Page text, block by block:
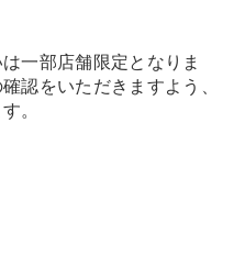
一部店舗限定となりま
認をいただきますよう、
。